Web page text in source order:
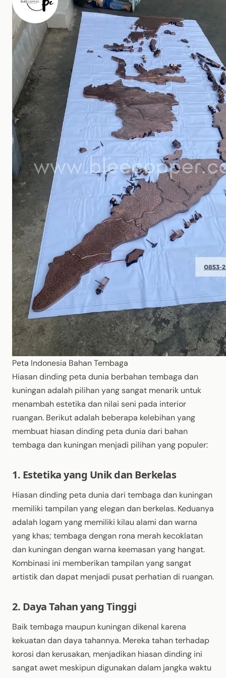
Peta Indonesia Bahan Tembaga
Hiasan dinding peta dunia berbahan tembaga dan
kuningan adalah pilihan yang sangat menarik untuk
menambah estetika dan nilai seni pada interior
ruangan. Berikut adalah beberapa kelebihan yang
membuat hiasan dinding peta dunia dari bahan
tembaga dan kuningan menjadi pilihan yang populer:
1. Estetika yang Unik dan Berkelas
Hiasan dinding peta dunia dari tembaga dan kuningan
memiliki tampilan yang elegan dan berkelas. Keduanya
adalah logam yang memiliki kilau alami dan warna
yang khas; tembaga dengan rona merah kecoklatan
dan kuningan dengan warna keemasan yang hangat.
Kombinasi ini memberikan tampilan yang sangat
artistik dan dapat menjadi pusat perhatian di ruangan.
2. Daya Tahan yang Tinggi
Baik tembaga maupun kuningan dikenal karena
kekuatan dan daya tahannya. Mereka tahan terhadap
korosi dan kerusakan, menjadikan hiasan dinding ini
sangat awet meskipun digunakan dalam jangka waktu